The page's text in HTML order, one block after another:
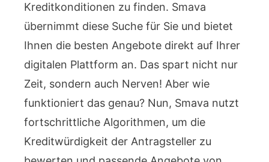
Kreditkonditionen zu finden. Smava
übernimmt diese Suche für Sie und bietet
Ihnen die besten Angebote direkt auf Ihrer
digitalen Plattform an. Das spart nicht nur
Zeit, sondern auch Nerven! Aber wie
funktioniert das genau? Nun, Smava nutzt
fortschrittliche Algorithmen, um die
Kreditwürdigkeit der Antragsteller zu